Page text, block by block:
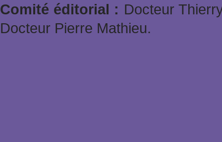
Comité éditorial : Docteur
Docteur Pierre Mathieu.